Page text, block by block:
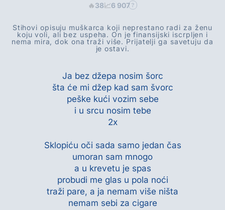
🔥38📈6 907 ?
Stihovi opisuju muškarca koji neprestano radi za ženu
koju voli, ali bez uspeha. On je finansijski iscrpljen i
nema mira, dok ona traži više. Prijatelji ga savetuju da
je ostavi.
Ja bez džepa nosim šorc
šta će mi džep kad sam švorc
peške kući vozim sebe
i u srcu nosim tebe
2x
Sklopiću oči sada samo jedan čas
umoran sam mnogo
a u krevetu je spas
probudi me glas u pola noći
traži pare, a ja nemam više ništa
nemam sebi za cigare